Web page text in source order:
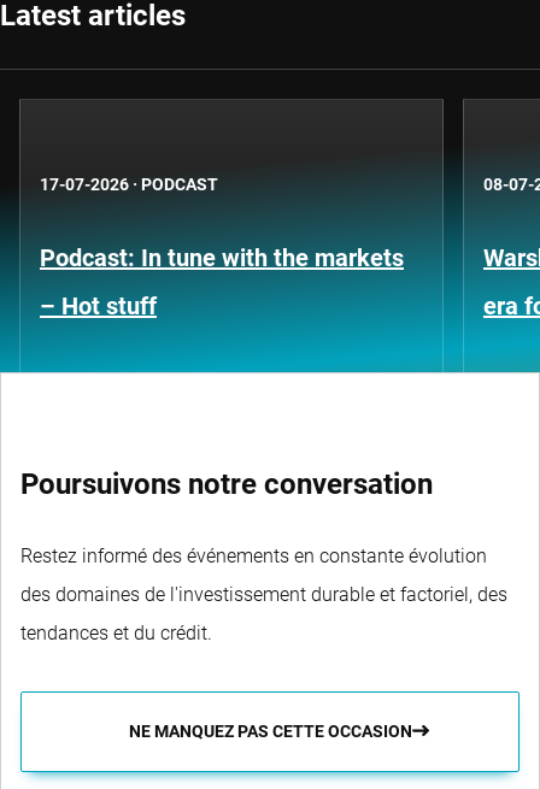
Latest articles
17-07-2026 · PODCAST
Podcast: In tune with the markets
– Hot stuff
08-07-
era
Poursuivons notre conversation
Restez informé des événements en constante évolution
des domaines de l'investissement durable et factoriel, des
tendances et du crédit.
NE MANQUEZ PAS CETTE OCCASION